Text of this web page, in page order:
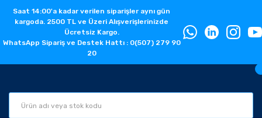
Saat 14:00'a kadar verilen siparişler aynı gün
kargoda. 2500 TL ve Üzeri Alışverişlerinizde
Ücretsiz Kargo.
WhatsApp Sipariş ve Destek Hattı : 0(507) 279 90
20